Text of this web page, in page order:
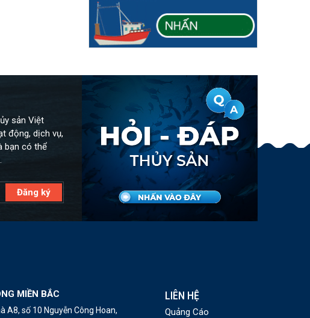
sản Việt
động, dịch vụ,
bạn có thể
MIỀN BẮC
A8, số 10 Nguyễn Công Hoan,
LIÊN HỆ
Quảng Cáo